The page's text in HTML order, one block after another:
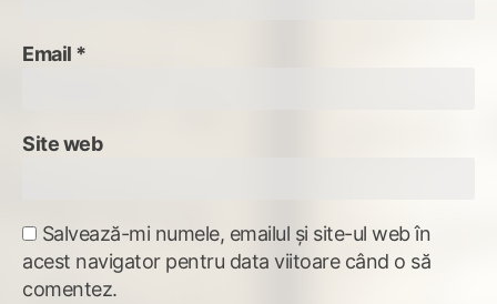
Email *
Site web
Salvează-mi numele, emailul și site-ul web în
acest navigator pentru data viitoare când o să
comentez.